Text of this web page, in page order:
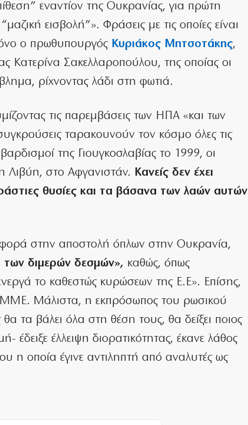
εναντίον της Ουκρανίας, για πρώτη
εισβολή”». Φράσεις με τις οποίες είναι
ο πρωθυπουργός Κυριάκος Μητσοτάκης,
Κατερίνα Σακελλαροπούλου, της οποίας οι
ρίχνοντας λάδι στη φωτιά.
τις παρεμβάσεις των ΗΠΑ «και των
ταρακουνούν τον κόσμο όλες τις
της Γιουγκοσλαβίας το 1999, οι
Λιβύη, στο Αφγανιστάν. Κανείς δεν έχει
θυσίες και τα βάσανα των λαών αυτών
στην αποστολή όπλων στην Ουκρανία,
διμερών δεσμών», καθώς, όπως
το καθεστώς κυρώσεων της Ε.Ε». Επίσης,
ΜΜΕ. Μάλιστα, η εκπρόσωπος του ρωσικού
τα βάλει όλα στη θέση τους, θα δείξει ποιος
έδειξε έλλειψη διορατικότητας, έκανε λάθος
η οποία έγινε αντιληπτή από αναλυτές ως